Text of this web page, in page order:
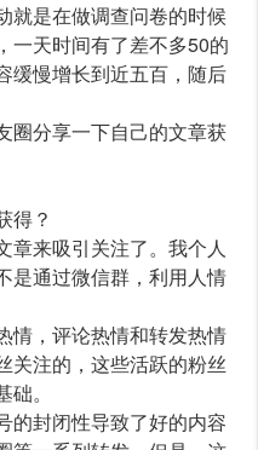
就是在做调查问卷的时候
一天时间有了差不多50的
缓慢增长到近五百，随后
圈分享一下自己的文章获
得？
章来吸引关注了。我个人
是通过微信群，利用人情
情，评论热情和转发热情
关注的，这些活跃的粉丝
。
的封闭性导致了好的内容